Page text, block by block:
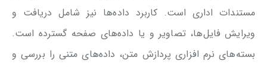
مستندات اداری است. کاربرد داده‌ها نیز شامل دریافت و
ویرایش فایل‌ها، تصاویر و یا داده‌های صفحه گسترده است.
بسته‌های نرم افزاری پردازش متن، داده‌های متنی را بررسی و